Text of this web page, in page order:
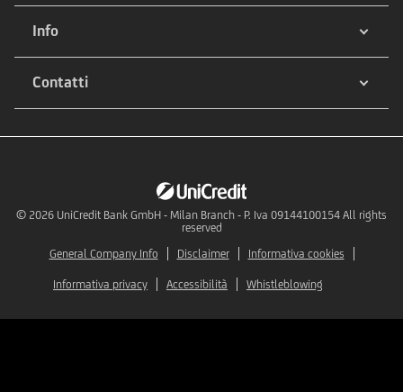
Info
Contatti
© 2026 UniCredit Bank GmbH - Milan Branch - P. Iva 09144100154 All rights
reserved
General Company Info
Disclaimer Informativa cookies
Informativa privacy Accessibilità Whistleblowing